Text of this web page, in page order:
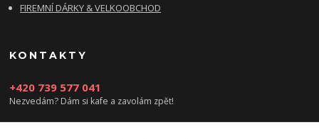
FIREMNÍ DÁRKY & VELKOOBCHOD
KONTAKTY
+420 739 577 041
Nezvedám? Dám si kafe a zavolám zpět!
info@damsikafe.cz